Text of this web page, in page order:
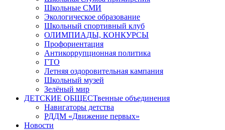
Школьные СМИ
Экологическое образование
Школьный спортивный клуб
ОЛИМПИАДЫ, КОНКУРСЫ
Профориентация
Антикоррупционная политика
ГТО
Летняя оздоровительная кампания
Школьный музей
Зелёный мир
ДЕТСКИЕ ОБЩЕСТвенные объединения
Навигаторы детства
РДДМ «Движение первых»
Новости